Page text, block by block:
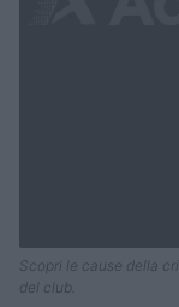
Scopri le cause della
del club.